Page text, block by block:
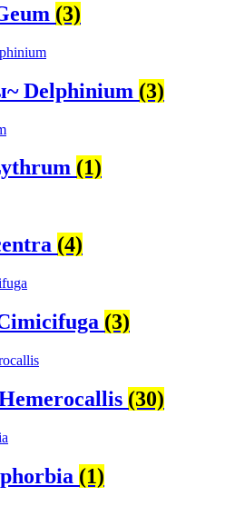
(3)
Delphinium (3)
(1)
(4)
(3)
(30)
(1)